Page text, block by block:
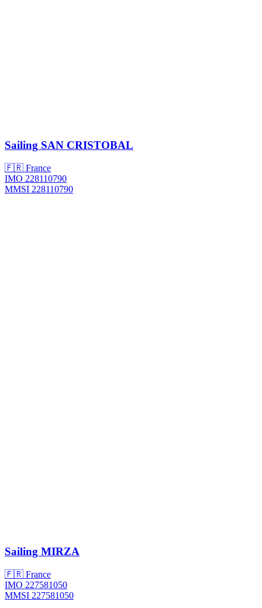
Sailing SAN CRISTOBAL
🇫🇷 France
IMO 228110790
MMSI 228110790
Sailing MIRZA
🇫🇷 France
IMO 227581050
MMSI 227581050